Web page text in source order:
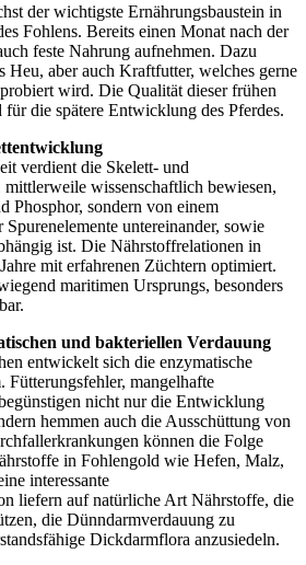
der wichtigste Ernährungsbaustein in
Fohlens. Bereits einen Monat nach der
feste Nahrung aufnehmen. Dazu
Heu, aber auch Kraftfutter, welches gerne
wird. Die Qualität dieser frühen
die spätere Entwicklung des Pferdes.
verdient die Skelett- und
wissenschaftlich bewiesen,
Phosphor, sondern von einem
untereinander, sowie
ist. Die Nährstoffrelationen in
mit erfahrenen Züchtern optimiert.
maritimen Ursprungs, besonders
und bakteriellen Verdauung
entwickelt sich die enzymatische
mangelhafte
nicht nur die Entwicklung
hemmen auch die Ausschüttung von
können die Folge
in Fohlengold wie Hefen, Malz,
interessante
liefern auf natürliche Art Nährstoffe, die
die Dünndarmverdauung zu
Dickdarmflora anzusiedeln.